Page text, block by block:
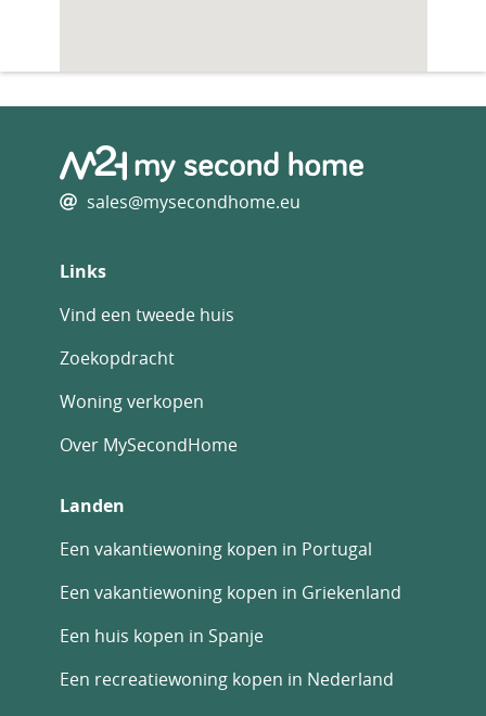
sales@mysecondhome.eu
Links
Vind een tweede huis
Zoekopdracht
Woning verkopen
Over MySecondHome
Landen
Een vakantiewoning kopen in Portugal
Een vakantiewoning kopen in Griekenland
Een huis kopen in Spanje
Een recreatiewoning kopen in Nederland